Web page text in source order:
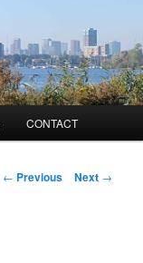
CONTACT
Post
← Previous Next →